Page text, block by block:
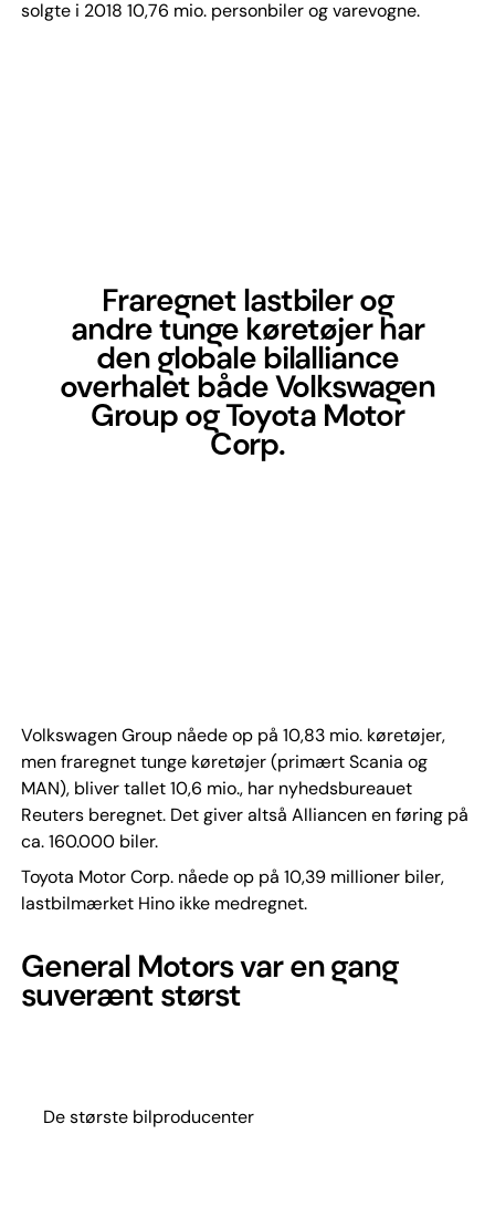
solgte i 2018 10,76 mio. personbiler og varevogne.
Fraregnet lastbiler og
andre tunge køretøjer har
den globale bilalliance
overhalet både Volkswagen
Group og Toyota Motor
Corp.
Volkswagen Group nåede op på 10,83 mio. køretøjer,
men fraregnet tunge køretøjer (primært Scania og
MAN), bliver tallet 10,6 mio., har nyhedsbureauet
Reuters beregnet. Det giver altså Alliancen en føring på
ca. 160.000 biler.
Toyota Motor Corp. nåede op på 10,39 millioner biler,
lastbilmærket Hino ikke medregnet.
General Motors var en gang
suverænt størst
De største bilproducenter